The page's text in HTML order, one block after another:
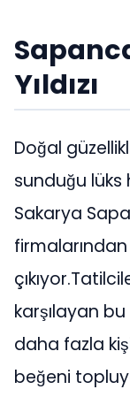
Yıldızı
Doğal
sunduğu lüks
Sakarya
karşılayan
daha fazla
beğeni